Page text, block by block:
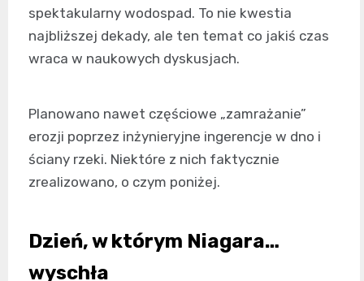
spektakularny wodospad. To nie kwestia
najbliższej dekady, ale ten temat co jakiś czas
wraca w naukowych dyskusjach.
Planowano nawet częściowe „zamrażanie”
erozji poprzez inżynieryjne ingerencje w dno i
ściany rzeki. Niektóre z nich faktycznie
zrealizowano, o czym poniżej.
Dzień, w którym Niagara…
wyschła